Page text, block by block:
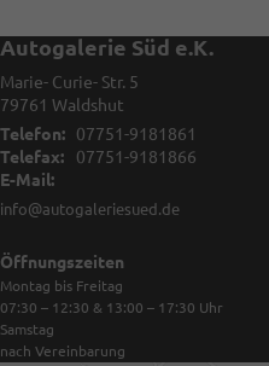
Autogalerie Süd e.K.
Marie- Curie- Str. 5
79761 Waldshut
Telefon:
07751-9181861
Telefax:
07751-9181866
E-Mail:
info@autogaleriesued.de
Öffnungszeiten
Montag bis Freitag
07:30 – 12:30 & 13:00 – 17:30 Uhr
Samstag
nach Vereinbarung